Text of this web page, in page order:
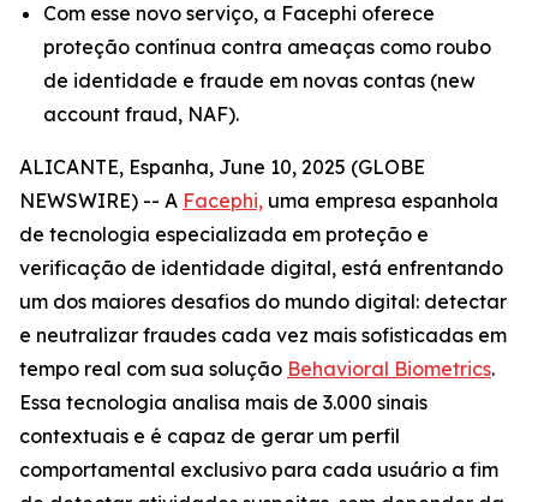
Com esse novo serviço, a Facephi oferece
proteção contínua contra ameaças como roubo
de identidade e fraude em novas contas (new
account fraud, NAF).
ALICANTE, Espanha, June 10, 2025 (GLOBE
NEWSWIRE) -- A Facephi, uma empresa espanhola
de tecnologia especializada em proteção e
verificação de identidade digital, está enfrentando
um dos maiores desafios do mundo digital: detectar
e neutralizar fraudes cada vez mais sofisticadas em
tempo real com sua solução Behavioral Biometrics.
Essa tecnologia analisa mais de 3.000 sinais
contextuais e é capaz de gerar um perfil
comportamental exclusivo para cada usuário a fim